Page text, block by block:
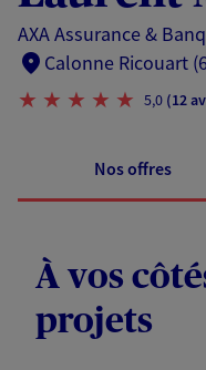
AXA Assurance &
Calonne Ricouart
5,0 (12
Nos offres
À vos
projets